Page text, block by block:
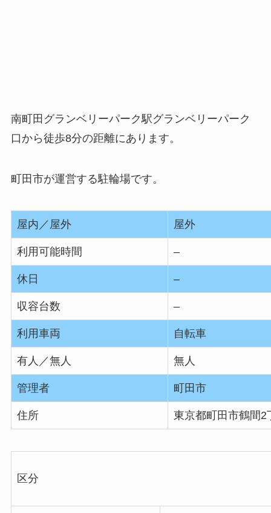
南町田グランベリーパーク駅グランベリーパーク
口から徒歩8分の距離にあります。
町田市が運営する駐輪場です。
屋内／屋外 屋外
利用可能時間 –
休日 –
収容台数 –
利用車両 自転車
有人／無人 無人
管理者 町田市
住所 東京都町田市鶴間2
区分